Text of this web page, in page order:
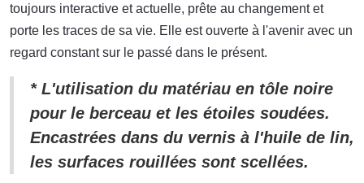
toujours interactive et actuelle, prête au changement et
porte les traces de sa vie. Elle est ouverte à l'avenir avec un
regard constant sur le passé dans le présent.
* L'utilisation du matériau en tôle noire
pour le berceau et les étoiles soudées.
Encastrées dans du vernis à l'huile de lin,
les surfaces rouillées sont scellées.